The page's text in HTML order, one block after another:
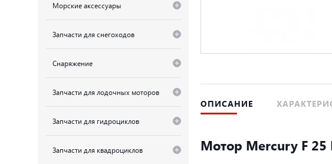
Морские аксессуары
Запчасти для снегоходов
Снаряжение
Запчасти для лодочных моторов
Запчасти для гидроциклов
Запчасти для квадроциклов
ОПИСАНИЕ
Мотор Mercury F 25